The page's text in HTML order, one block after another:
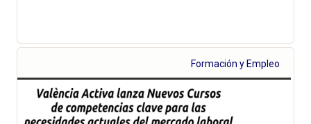
Formación y Empleo